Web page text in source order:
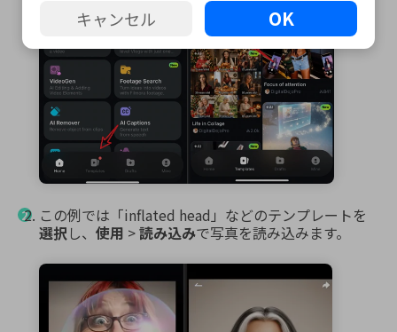
この例では「inflated head」などのテンプレートを
選択 し、 使用 >読み込みで写真を読み込みます。
キャンセル OK